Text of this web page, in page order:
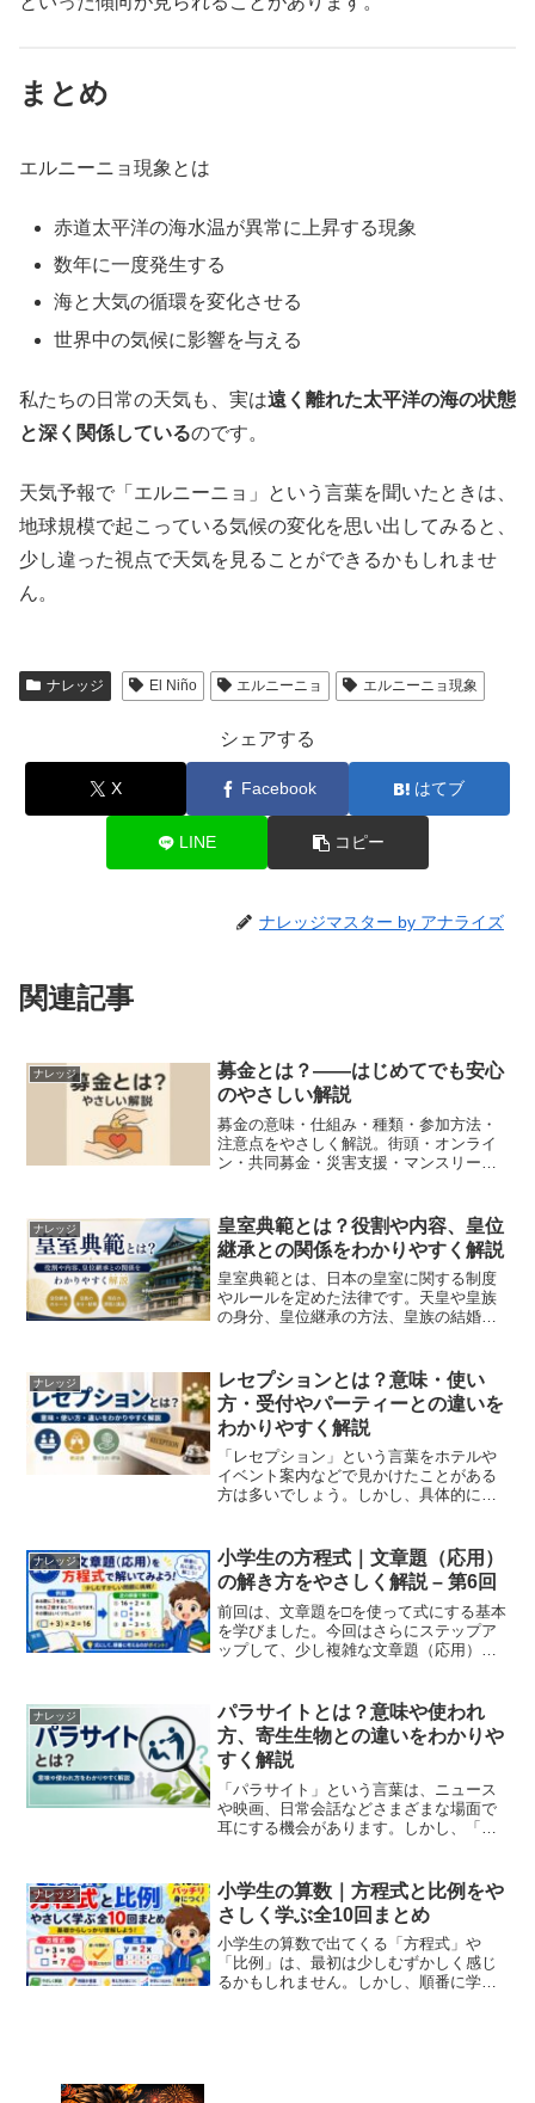
まとめ
エルニーニョ現象とは
赤道太平洋の海水温が異常に上昇する現象
数年に一度発生する
海と大気の循環を変化させる
世界中の気候に影響を与える
私たちの日常の天気も、実は遠く離れた太平洋の海の状態
と深く関係しているのです。
天気予報で「エルニーニョ」という言葉を聞いたときは、
地球規模で起こっている気候の変化を思い出してみると、
少し違った視点で天気を見ることができるかもしれませ
ん。
ナレッジ El Niño エルニーニョ エルニーニョ現象
シェアする
X Facebook はてブ
LINE コピー
ナレッジマスター by アナライズ
関連記事
ナレッジ
募金とは？――はじめてでも安心
のやさしい解説
募金の意味・仕組み・種類・参加方法・
注意点をやさしく解説。街頭・オンライ
ン・共同募金・災害支援・マンスリーサ
ます。募金の基本募金は、社会課題の解
決や災害支援、福祉・医療...
ナレッジ
皇室典範とは？役割や内容、皇位
継承との関係をわかりやすく解説
皇室典範とは、日本の皇室に関する制度
やルールを定めた法律です。天皇や皇族
の身分、皇位継承の方法、皇族の結婚な
れています。ニュースなどで「皇室典範
の改正」や「皇位継承問題...
ナレッジ
レセプションとは？意味・使い
方・受付やパーティーとの違いを
わかりやすく解説
「レセプション」という言葉をホテルや
イベント案内などで見かけたことがある
方は多いでしょう。しかし、具体的にど
ます。この記事では、「レセプション」
の意味、使い方、関連する...
ナレッジ
小学生の方程式｜文章題（応用）
の解き方をやさしく解説 – 第6回
前回は、文章題を□を使って式にする基本
を学びました。今回はさらにステップア
ップして、少し複雑な文章題（応用）に
いて順番に考えていきましょう。応用問
題の考え...
ナレッジ
パラサイトとは？意味や使われ
方、寄生生物との違いをわかりや
すく解説
「パラサイト」という言葉は、ニュース
や映画、日常会話などさまざまな場面で
耳にする機会があります。しかし、「寄
この記事では、パラサイトの本来の意味
から、生物学における寄生...
ナレッジ
小学生の算数｜方程式と比例をや
さしく学ぶ全10回まとめ
小学生の算数で出てくる「方程式」や
「比例」は、最初は少しむずかしく感じ
るかもしれません。しかし、順番に学ん